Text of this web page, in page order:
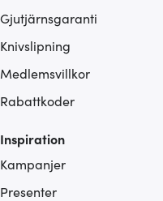
Gjutjärnsgaranti
Knivslipning
Medlemsvillkor
Rabattkoder
Inspiration
Kampanjer
Presenter